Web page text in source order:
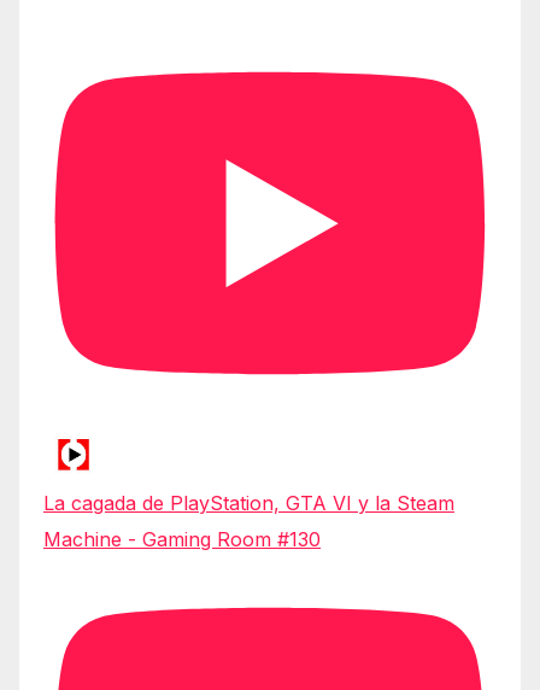
La cagada de PlayStation, GTA VI y la Steam
Machine - Gaming Room #130